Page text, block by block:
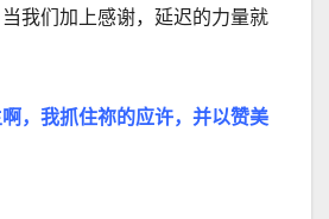
我们加上感谢，延迟的力量就
啊，我抓住祢的应许，并以赞美